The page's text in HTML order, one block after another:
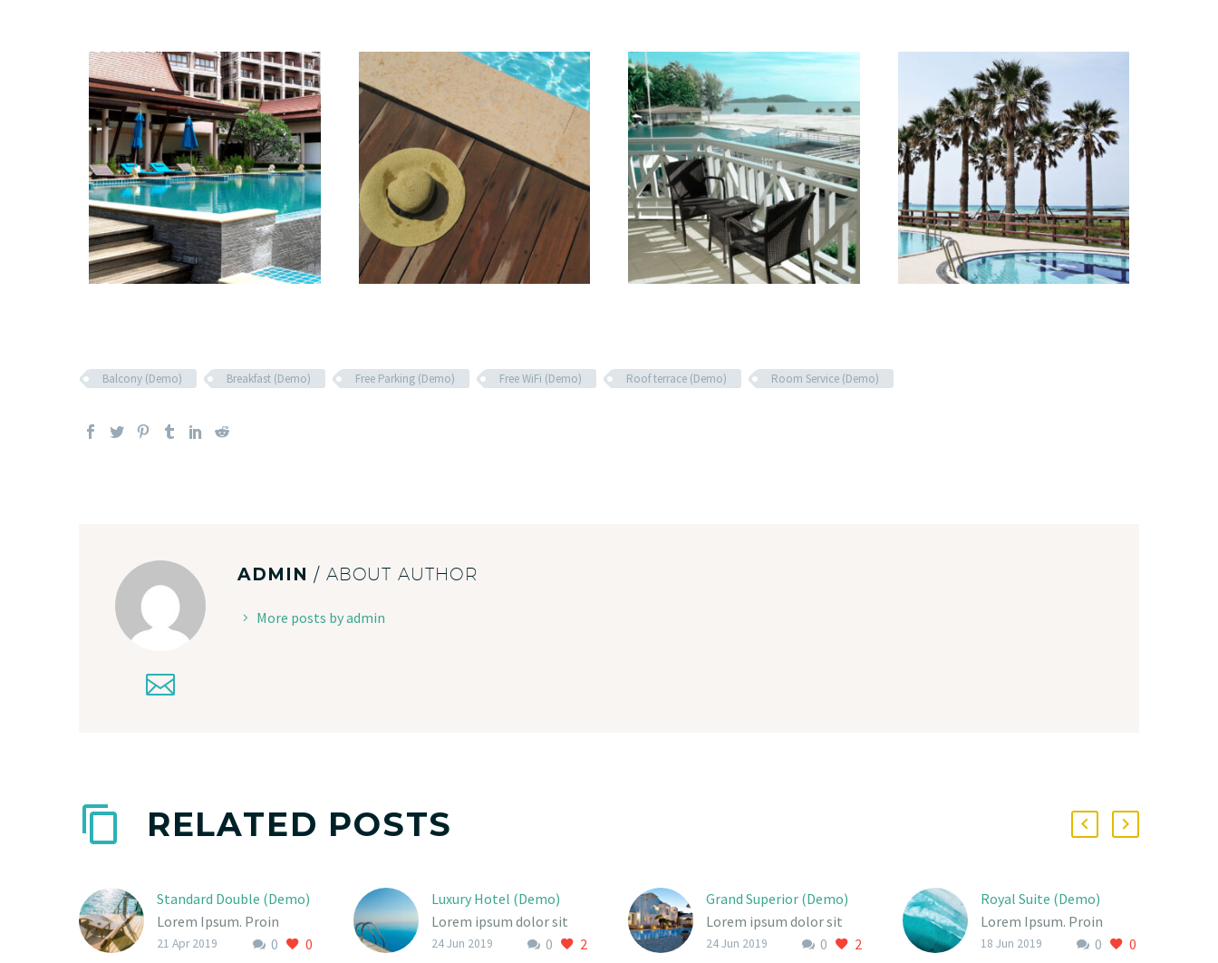
Balcony (Demo) Breakfast (Demo) Free Parking (Demo) Free WiFi (Demo) Roof terrace (Demo) Room Service (Demo)
ADMIN / ABOUT AUTHOR
More posts by admin
RELATED POSTS
Standard Double (Demo)
Lorem Ipsum. Proin
gravida nibh vel velit
0 0
21 Apr 2019
Luxury Hotel (Demo)
Lorem ipsum dolor sit
ametcon sectetur 0 2
24 Jun 2019
Grand Superior (Demo)
Lorem ipsum dolor sit
ametcon sectetur 0 2
24 Jun 2019
Royal Suite (Demo)
Lorem Ipsum. Proin
gravida nibh vel velit
0 0
18 Jun 2019